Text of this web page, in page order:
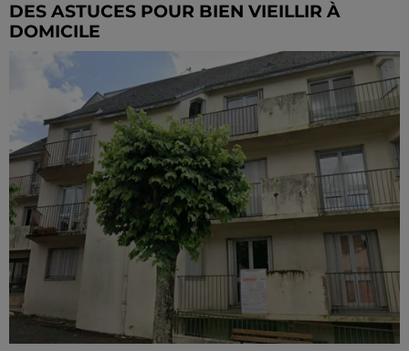
DES ASTUCES POUR BIEN VIEILLIR À
DOMICILE